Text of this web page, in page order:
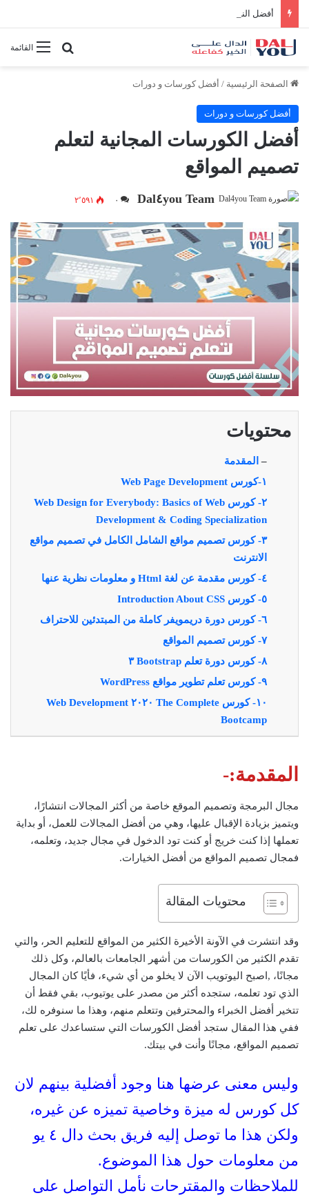
أفضل النصائح لإدارة الوقت بفعالية
القائمةبحث عن
الصفحة الرئيسية / أفضل كورسات و دورات
أفضل كورسات و دورات
أفضل الكورسات المجانية لتعلم
تصميم المواقع
Dal٤you Team ٠ ٢٬٥٩١
محتويات
– المقدمة
١-كورس Web Page Development
٢- كورس Web Design for Everybody: Basics of Web
Development & Coding Specialization
٣- كورس تصميم مواقع الشامل الكامل في تصميم مواقع
الانترنت
٤- كورس مقدمة عن لغة Html و معلومات نظرية عنها
٥- كورس Introduction About CSS
٦- كورس دورة دريمويفر كاملة من المبتدئين للاحتراف
٧- كورس تصميم المواقع
٨- كورس دورة تعلم Bootstrap ٣
٩- كورس تعلم تطوير مواقع WordPress
١٠- كورس The Complete ٢٠٢٠ Web Development
Bootcamp
المقدمة:-
مجال البرمجة وتصميم الموقع خاصة من أكثر المجالات انتشارًا،
ويتميز بزيادة الإقبال عليها، وهي من أفضل المجالات للعمل، أو بداية
تعملها إذا كنت خريج أو كنت تود الدخول في مجال جديد، وتعلمه،
فمجال تصميم المواقع من أفضل الخيارات.
محتويات المقالة
وقد انتشرت في الآونة الأخيرة الكثير من المواقع للتعليم الحر، والتي
تقدم الكثير من الكورسات من أشهر الجامعات بالعالم، وكل ذلك
مجانًا، ,اصبح اليوتويب الآن لا يخلو من أي شيء، فأيًا كان المجال
الذي تود تعلمه، ستجده أكثر من مصدر على يوتيوب، بقي فقط أن
تتخير أفضل الخبراء والمحترفين وتتعلم منهم، وهذا ما سنوفره لك،
ففي هذا المقال ستجد أفضل الكورسات التي ستساعدك على تعلم
تصميم المواقع، مجانًا وأنت في بيتك.
وليس معنى عرضها هنا وجود أفضلية بينهم لان
كل كورس له ميزة وخاصية تميزه عن غيره،
ولكن هذا ما توصل إليه فريق بحث دال ٤ يو
من معلومات حول هذا الموضوع.
للملاحظات والمقترحات نأمل التواصل على